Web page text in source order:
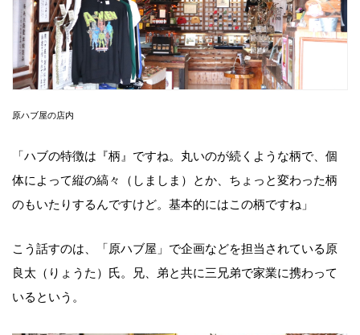
原ハブ屋の店内
「ハブの特徴は『柄』ですね。丸いのが続くような柄で、個
体によって縦の縞々（しましま）とか、ちょっと変わった柄
のもいたりするんですけど。基本的にはこの柄ですね」
こう話すのは、「原ハブ屋」で企画などを担当されている原
良太（りょうた）氏。兄、弟と共に三兄弟で家業に携わって
いるという。